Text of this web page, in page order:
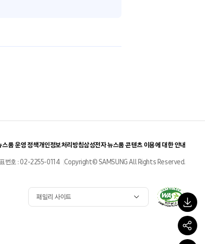
스룸 운영 정책개인정보처리방침삼성전자 뉴스룸 콘텐츠 이용에 대한 안내
번호 : 02-2255-0114 Copyright© SAMSUNG All Rights Reserved.
패밀리 사이트